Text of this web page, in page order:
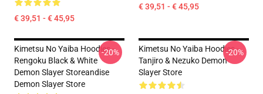
€ 39,51 - € 45,95
€ 39,51 - € 45,95
Kimetsu No Yaiba Hoodies -
Rengoku Black & White
Demon Slayer Storeandise
Demon Slayer Store
-20%
Kimetsu No Yaiba Hoodies -
Tanjiro & Nezuko Demon
Slayer Store
-20%